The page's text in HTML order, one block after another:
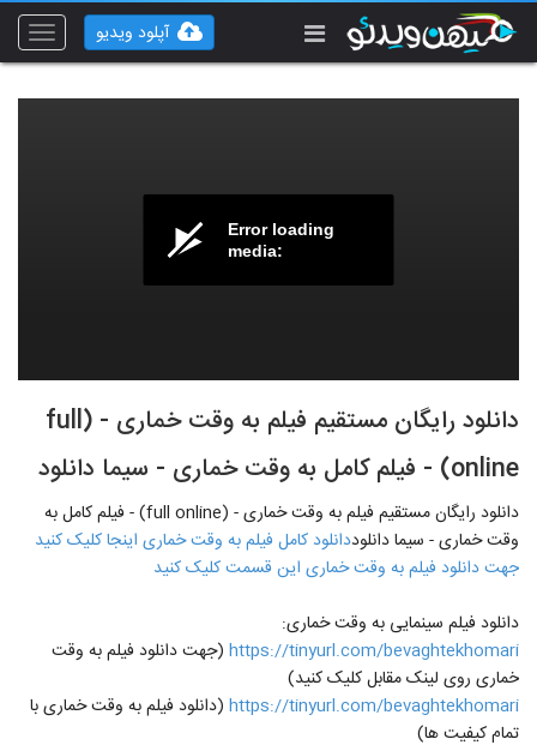
Toggle
آپلود ویدیو
Error loading
media:
دانلود رایگان مستقیم فیلم به وقت خماری - (full
online) - فیلم کامل به وقت خماری - سیما دانلود
دانلود رایگان مستقیم فیلم به وقت خماری - (full online) - فیلم کامل به
وقت خماری - سیما دانلوددانلود کامل فیلم به وقت خماری اینجا کلیک کنید
جهت دانلود فیلم به وقت خماری این قسمت کلیک کنید
دانلود فیلم سینمایی به وقت خماری:
https://tinyurl.com/bevaghtekhomari (جهت دانلود فیلم به وقت
خماری روی لینک مقابل کلیک کنید)
https://tinyurl.com/bevaghtekhomari (دانلود فیلم به وقت خماری با
تمام کیفیت ها)